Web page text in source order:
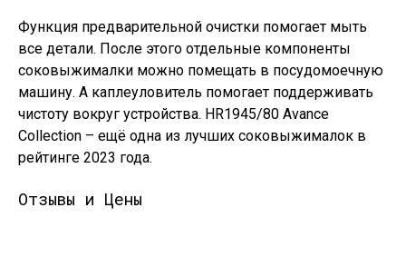
Функция предварительной очистки помогает мыть
все детали. После этого отдельные компоненты
соковыжималки можно помещать в посудомоечную
машину. А каплеуловитель помогает поддерживать
чистоту вокруг устройства. HR1945/80 Avance
Collection – ещё одна из лучших соковыжималок в
рейтинге 2023 года.
Отзывы и Цены